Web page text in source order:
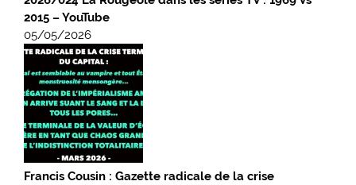
2015 – YouTube
05/05/2026
Francis Cousin : Gazette radicale de la crise